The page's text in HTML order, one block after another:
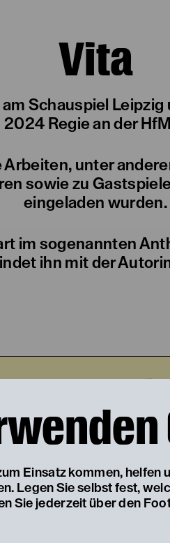
Einsatz kommen, helfen
Legen Sie selbst fest,
Sie jederzeit über den
Vita
Schauspiel
Regie an der
unter
sowie zu
eingeladen wurden.
im sogenannten
ihn mit der